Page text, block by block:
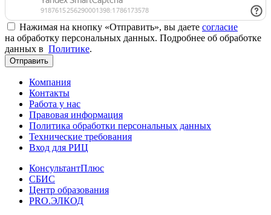
Нажимая на кнопку «Отправить», вы даете согласие
на обработку персональных данных. Подробнее об обработке
данных в Политике.
Отправить
Компания
Контакты
Работа у нас
Правовая информация
Политика обработки персональных данных
Технические требования
Вход для РИЦ
КонсультантПлюс
СБИС
Центр образования
PRO.ЭЛКОД